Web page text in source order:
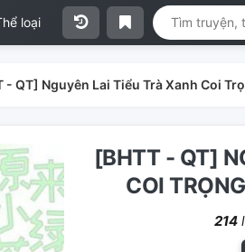
loại
- QT] Nguyên Lai Tiểu Trà Xanh Coi
[BHTT - QT]
COI
214